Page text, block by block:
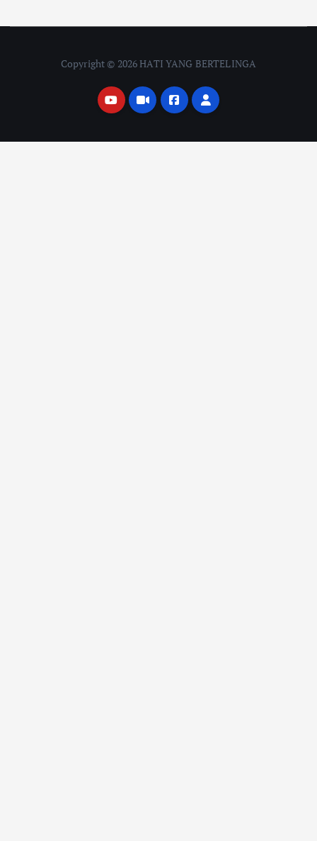
Copyright © 2026 HATI YANG BERTELINGA